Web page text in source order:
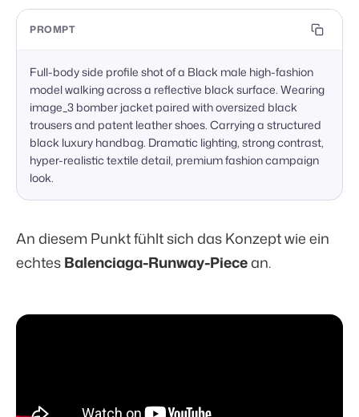
PROMPT
Full-body side profile shot of a Black male high-fashion
model walking across a reflective black surface. Wearing
image_3 bomber jacket paired with oversized black
trousers and patent leather shoes. Carrying a structured
black luxury handbag. Dramatic lighting, strong contrast,
hyper-realistic textile detail, premium fashion campaign
look.
An diesem Punkt fühlt sich das Konzept wie ein
echtesBalenciaga-Runway-Piecean.